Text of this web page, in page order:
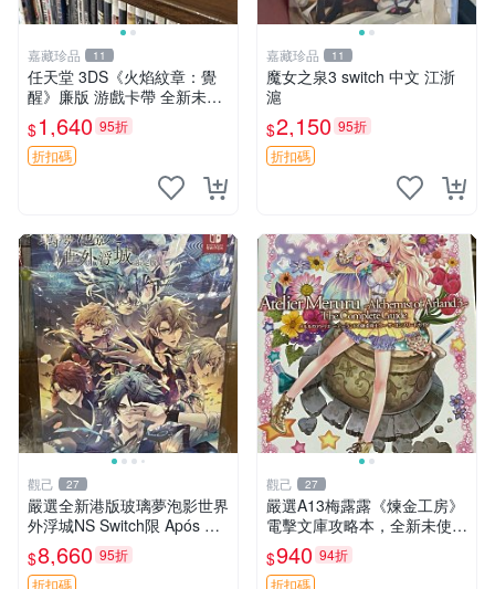
嘉藏珍品 11
任天堂 3DS《火焰紋章：覺
醒》廉版 游戲卡帶 全新未拆
封 完美膜保護 購買需查機器
火焰紋章 煥醒 3ds
$1,640 95折
折扣碼
嘉藏珍品 11
魔女之泉3 switch 中文 江浙
滬
$2,150 95折
折扣碼
觀己 27
嚴選全新港版玻璃夢泡影世界
外浮城NS Switch限 Após 新
發行乙女遊戲收藏版 恐龍王
蛇妖 女神
$8,660 95折
折扣碼
觀己 27
嚴選A13梅露露《煉金工房》
電擊文庫攻略本，全新未使用
角色扮演 電擊文庫 煉金工房
$940 94折
折扣碼